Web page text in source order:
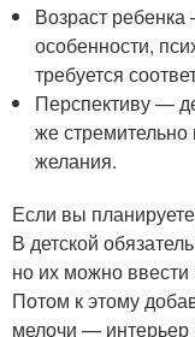
Возраст
особенности,
требуется
Перспективу —
же
желания.
Если вы
В детской
но их можно ввести
Потом к этому
мелочи — интерьер